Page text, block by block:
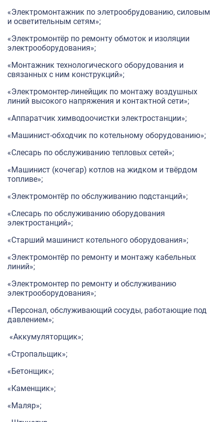
«Электромонтажник по элетрообрудованию, силовым
и осветительным сетям»;
«Электромонтёр по ремонту обмоток и изоляции
электрооборудования»;
«Монтажник технологического оборудования и
связанных с ним конструкций»;
«Электромонтер-линейщик по монтажу воздушных
линий высокого напряжения и контактной сети»;
«Аппаратчик химводоочистки электростанции»;
«Машинист-обходчик по котельному оборудованию»;
«Слесарь по обслуживанию тепловых сетей»;
«Машинист (кочегар) котлов на жидком и твёрдом
топливе»;
«Электромонтёр по обслуживанию подстанций»;
«Слесарь по обслуживанию оборудования
электростанций»;
«Старший машинист котельного оборудования»;
«Электромонтёр по ремонту и монтажу кабельных
линий»;
«Электромонтер по ремонту и обслуживанию
электрооборудования»;
«Персонал, обслуживающий сосуды, работающие под
давлением»;
«Аккумуляторщик»;
«Стропальщик»;
«Бетонщик»;
«Каменщик»;
«Маляр»;